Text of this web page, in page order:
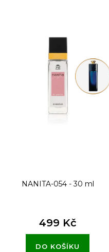
NANITA-054 - 30 ml
499 Kč
DO KOŠÍKU